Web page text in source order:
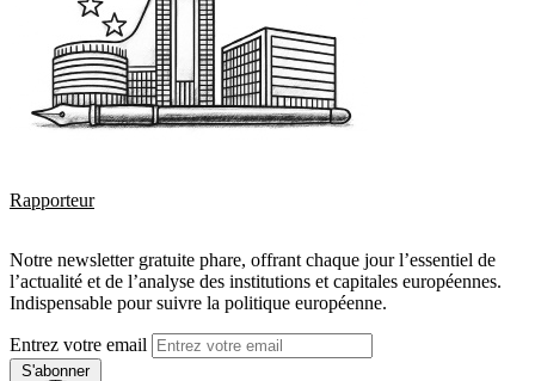
Rapporteur
Notre newsletter gratuite phare, offrant chaque jour l’essentiel de
l’actualité et de l’analyse des institutions et capitales européennes.
Indispensable pour suivre la politique européenne.
Entrez votre email
S'abonner